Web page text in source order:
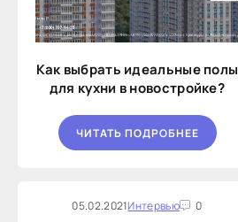
Как выбрать идеальные полы
для кухни в новостройке?
ЧИТАТЬ ПОДРОБНЕЕ
05.02.2021Интервью 0